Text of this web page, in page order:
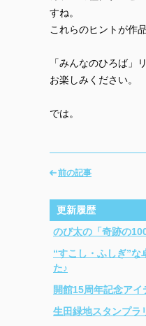
すね。
これらのヒントが作
「みんなのひろば」
お楽しみください。
では。
前の記事
更新履歴
のび太の「奇跡の
“すこし・ふしぎ”な
た♪
開館15周年記念アイ
生田緑地スタンプラ